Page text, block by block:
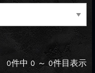
0件中 0 ～ 0件目表示